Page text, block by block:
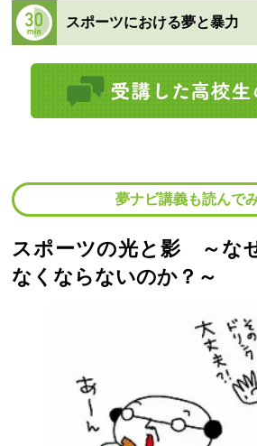
スポーツにおける夢と暴力
夢ナビ講義も読んで
スポーツの光と影 ～な
なくならないのか？～